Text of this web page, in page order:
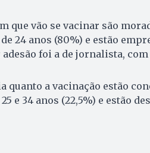
que vão se vacinar são
24 anos (80%) e estão
foi a de jornalista, com
quanto a vacinação estão
e 34 anos (22,5%) e estão